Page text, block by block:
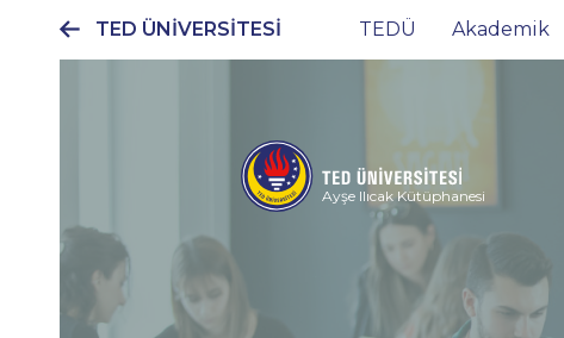
TED ÜNİVERSİTESİ
Ana
menüsü
TEDÜ Akademik
Ayşe Ilıcak Kütüphanesi